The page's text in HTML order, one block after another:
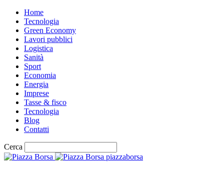
Home
Tecnologia
Green Economy
Lavori pubblici
Logistica
Sanità
Sport
Economia
Energia
Imprese
Tasse & fisco
Tecnologia
Blog
Contatti
Cerca
piazzaborsa